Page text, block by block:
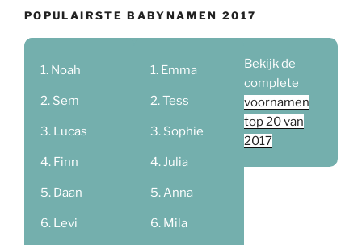
POPULAIRSTE BABYNAMEN 2017
Noah
Sem
Lucas
Finn
Daan
Levi
Emma
Tess
Sophie
Julia
Anna
Mila
Bekijk de
complete
voornamen
top 20 van
2017